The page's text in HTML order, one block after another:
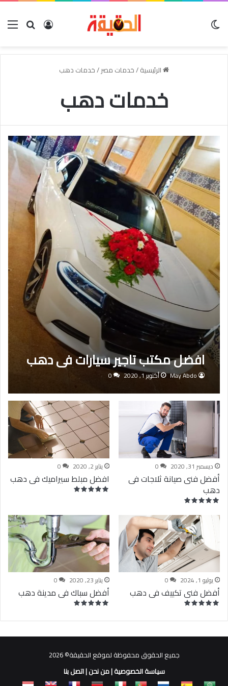
بحث عنتسجيل
الرئيسية/خدمات مصر/خدمات دهب
خدمات دهب
افضل مكتب تاجير سيارات فى دهب
May Abdo أكتوبر 1, 2020 0
ديسمبر 31, 2020 0
أفضل فنى صيانة ثلاجات فى
دهب
يناير 2, 2020 0
افضل مبلط سيراميك فى دهب
يوليو 1, 2024 0
أفضل فنى تكييف فى دهب
يناير 23, 2020 0
أفضل سباك فى مدينة دهب
جميع الحقوق محفوظة لموقع الحقيقة© 2026
سياسة الخصوصية|من نحن|اتصل بنا